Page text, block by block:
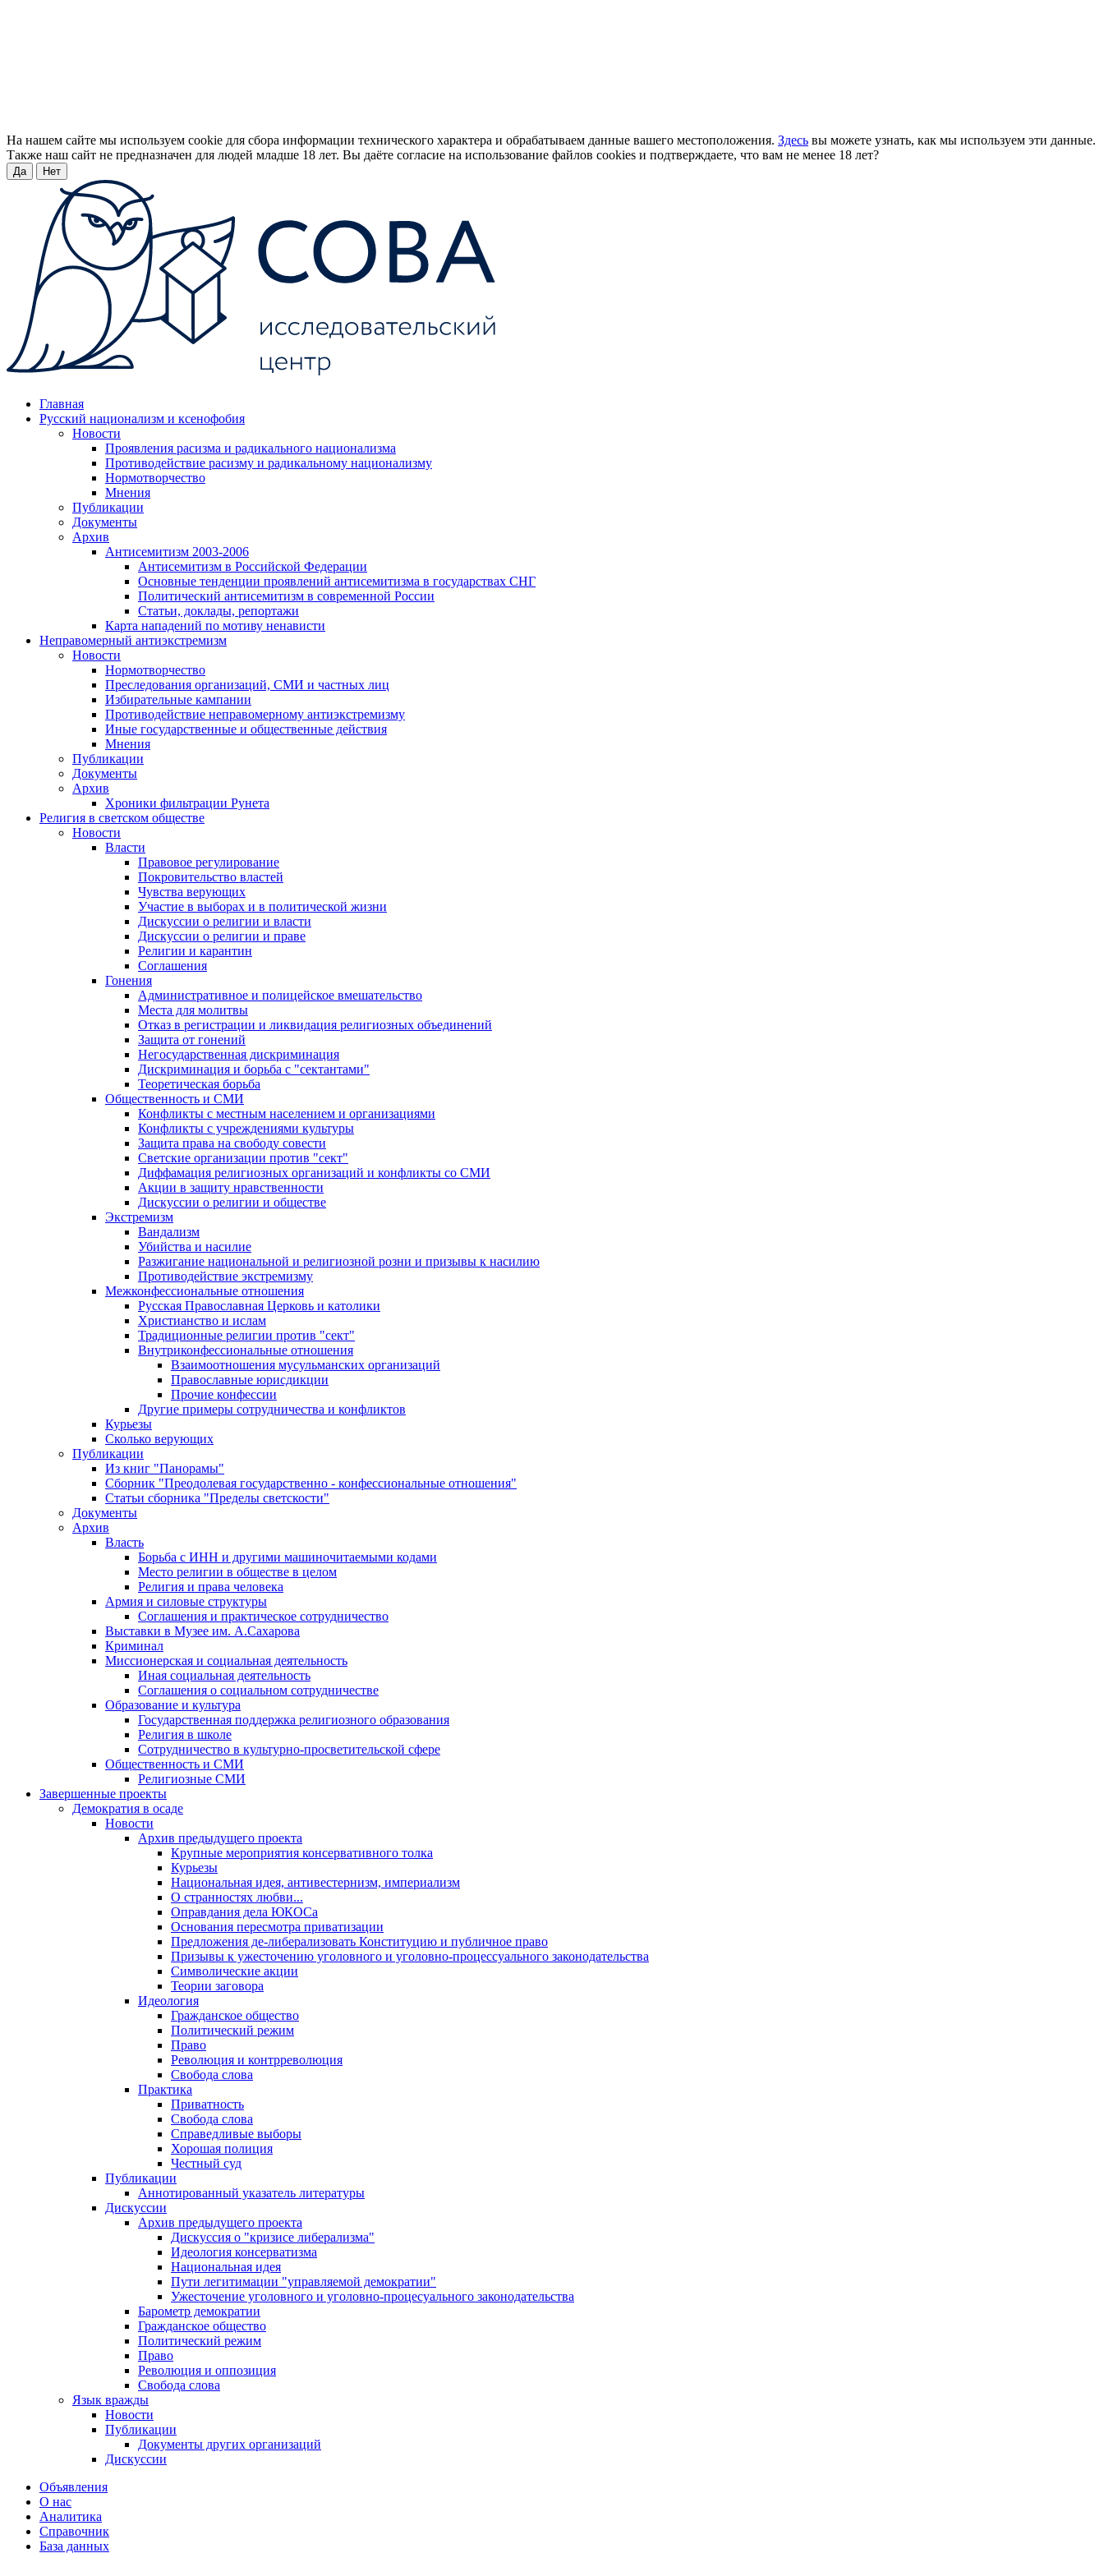
На нашем сайте мы используем cookie для сбора информации технического характера и обрабатываем данные вашего местоположения. Здесь вы можете узнать, как мы используем эти данные.
Также наш сайт не предназначен для людей младше 18 лет. Вы даёте согласие на использование файлов cookies и подтверждаете, что вам не менее 18 лет?
Да Нет
Главная
Русский национализм и ксенофобия
Новости
Проявления расизма и радикального национализма
Противодействие расизму и радикальному национализму
Нормотворчество
Мнения
Публикации
Документы
Архив
Антисемитизм 2003-2006
Антисемитизм в Российской Федерации
Основные тенденции проявлений антисемитизма в государствах СНГ
Политический антисемитизм в современной России
Статьи, доклады, репортажи
Карта нападений по мотиву ненависти
Неправомерный антиэкстремизм
Новости
Нормотворчество
Преследования организаций, СМИ и частных лиц
Избирательные кампании
Противодействие неправомерному антиэкстремизму
Иные государственные и общественные действия
Мнения
Публикации
Документы
Архив
Хроники фильтрации Рунета
Религия в светском обществе
Новости
Власти
Правовое регулирование
Покровительство властей
Чувства верующих
Участие в выборах и в политической жизни
Дискуссии о религии и власти
Дискуссии о религии и праве
Религии и карантин
Соглашения
Гонения
Административное и полицейское вмешательство
Места для молитвы
Отказ в регистрации и ликвидация религиозных объединений
Защита от гонений
Негосударственная дискриминация
Дискриминация и борьба с "сектантами"
Теоретическая борьба
Общественность и СМИ
Конфликты с местным населением и организациями
Конфликты с учреждениями культуры
Защита права на свободу совести
Светские организации против "сект"
Диффамация религиозных организаций и конфликты со СМИ
Акции в защиту нравственности
Дискуссии о религии и обществе
Экстремизм
Вандализм
Убийства и насилие
Разжигание национальной и религиозной розни и призывы к насилию
Противодействие экстремизму
Межконфессиональные отношения
Русская Православная Церковь и католики
Христианство и ислам
Традиционные религии против "сект"
Внутриконфессиональные отношения
Взаимоотношения мусульманских организаций
Православные юрисдикции
Прочие конфессии
Другие примеры сотрудничества и конфликтов
Курьезы
Сколько верующих
Публикации
Из книг "Панорамы"
Сборник "Преодолевая государственно - конфессиональные отношения"
Статьи сборника "Пределы светскости"
Документы
Архив
Власть
Борьба с ИНН и другими машиночитаемыми кодами
Место религии в обществе в целом
Религия и права человека
Армия и силовые структуры
Соглашения и практическое сотрудничество
Выставки в Музее им. А.Сахарова
Криминал
Миссионерская и социальная деятельность
Иная социальная деятельность
Соглашения о социальном сотрудничестве
Образование и культура
Государственная поддержка религиозного образования
Религия в школе
Сотрудничество в культурно-просветительской сфере
Общественность и СМИ
Религиозные СМИ
Завершенные проекты
Демократия в осаде
Новости
Архив предыдущего проекта
Крупные мероприятия консервативного толка
Курьезы
Национальная идея, антивестернизм, империализм
О странностях любви...
Оправдания дела ЮКОСа
Основания пересмотра приватизации
Предложения де-либерализовать Конституцию и публичное право
Призывы к ужесточению уголовного и уголовно-процессуального законодательства
Символические акции
Теории заговора
Идеология
Гражданское общество
Политический режим
Право
Революция и контрреволюция
Свобода слова
Практика
Приватность
Свобода слова
Справедливые выборы
Хорошая полиция
Честный суд
Публикации
Аннотированный указатель литературы
Дискуссии
Архив предыдущего проекта
Дискуссия о "кризисе либерализма"
Идеология консерватизма
Национальная идея
Пути легитимации "управляемой демократии"
Ужесточение уголовного и уголовно-процесуального законодательства
Барометр демократии
Гражданское общество
Политический режим
Право
Революция и оппозиция
Свобода слова
Язык вражды
Новости
Публикации
Документы других организаций
Дискуссии
Объявления
О нас
Аналитика
Справочник
База данных